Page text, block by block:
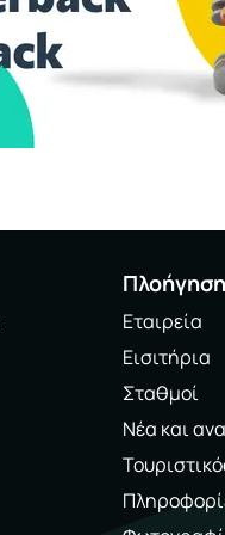
Πλοήγηση
Εταιρεία
Εισιτήρια
Σταθμοί
Νέα και